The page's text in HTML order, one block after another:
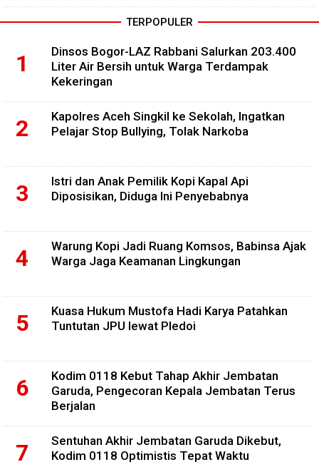
TERPOPULER
Dinsos Bogor-LAZ Rabbani Salurkan 203.400
Liter Air Bersih untuk Warga Terdampak
Kekeringan
Kapolres Aceh Singkil ke Sekolah, Ingatkan
Pelajar Stop Bullying, Tolak Narkoba
Istri dan Anak Pemilik Kopi Kapal Api
Diposisikan, Diduga Ini Penyebabnya
Warung Kopi Jadi Ruang Komsos, Babinsa Ajak
Warga Jaga Keamanan Lingkungan
Kuasa Hukum Mustofa Hadi Karya Patahkan
Tuntutan JPU lewat Pledoi
Kodim 0118 Kebut Tahap Akhir Jembatan
Garuda, Pengecoran Kepala Jembatan Terus
Berjalan
Sentuhan Akhir Jembatan Garuda Dikebut,
Kodim 0118 Optimistis Tepat Waktu